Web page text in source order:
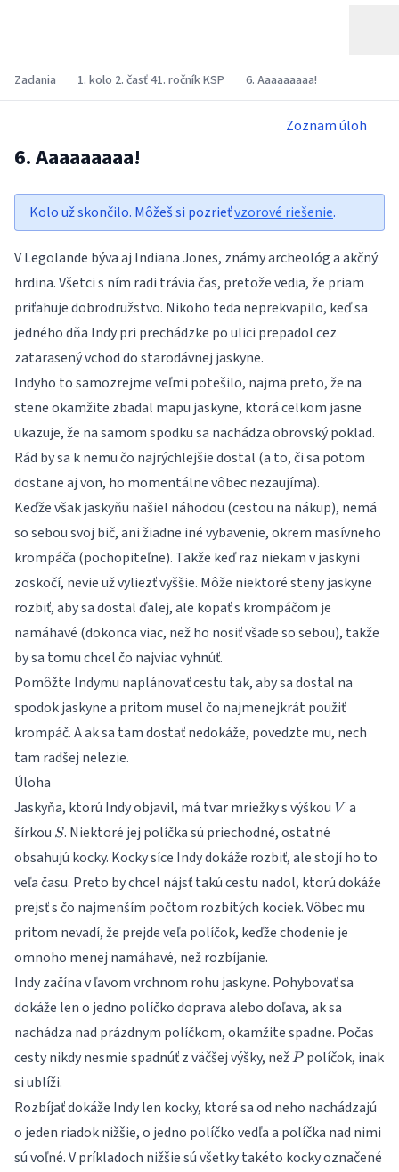
Zadania 1. kolo 2. časť 41. ročník KSP 6. Aaaaaaaaa!
Zoznam úloh
6. Aaaaaaaaa!
Kolo už skončilo. Môžeš si pozrieťvzorové riešenie.
V Legolande býva aj Indiana Jones, známy archeológ a akčný
hrdina. Všetci s ním radi trávia čas, pretože vedia, že priam
priťahuje dobrodružstvo. Nikoho teda neprekvapilo, keď sa
jedného dňa Indy pri prechádzke po ulici prepadol cez
zatarasený vchod do starodávnej jaskyne.
Indyho to samozrejme veľmi potešilo, najmä preto, že na
stene okamžite zbadal mapu jaskyne, ktorá celkom jasne
ukazuje, že na samom spodku sa nachádza obrovský poklad.
Rád by sa k nemu čo najrýchlejšie dostal (a to, či sa potom
dostane aj von, ho momentálne vôbec nezaujíma).
Keďže však jaskyňu našiel náhodou (cestou na nákup), nemá
so sebou svoj bič, ani žiadne iné vybavenie, okrem masívneho
krompáča (pochopiteľne). Takže keď raz niekam v jaskyni
zoskočí, nevie už vyliezť vyššie. Môže niektoré steny jaskyne
rozbiť, aby sa dostal ďalej, ale kopať s krompáčom je
namáhavé (dokonca viac, než ho nosiť všade so sebou), takže
by sa tomu chcel čo najviac vyhnúť.
Pomôžte Indymu naplánovať cestu tak, aby sa dostal na
spodok jaskyne a pritom musel čo najmenejkrát použiť
krompáč. A ak sa tam dostať nedokáže, povedzte mu, nech
tam radšej nelezie.
Úloha
Jaskyňa, ktorú Indy objavil, má tvar mriežky s výškou V
V a
šírkou S
S. Niektoré jej políčka sú priechodné, ostatné
obsahujú kocky. Kocky síce Indy dokáže rozbiť, ale stojí ho to
veľa času. Preto by chcel nájsť takú cestu nadol, ktorú dokáže
prejsť s čo najmenším počtom rozbitých kociek. Vôbec mu
pritom nevadí, že prejde veľa políčok, keďže chodenie je
omnoho menej namáhavé, než rozbíjanie.
Indy začína v ľavom vrchnom rohu jaskyne. Pohybovať sa
dokáže len o jedno políčko doprava alebo doľava, ak sa
nachádza nad prázdnym políčkom, okamžite spadne. Počas
cesty nikdy nesmie spadnúť z väčšej výšky, než P
P políčok, inak
si ublíži.
Rozbíjať dokáže Indy len kocky, ktoré sa od neho nachádzajú
o jeden riadok nižšie, o jedno políčko vedľa a políčka nad nimi
sú voľné. V príkladoch nižšie sú všetky takéto kocky označené